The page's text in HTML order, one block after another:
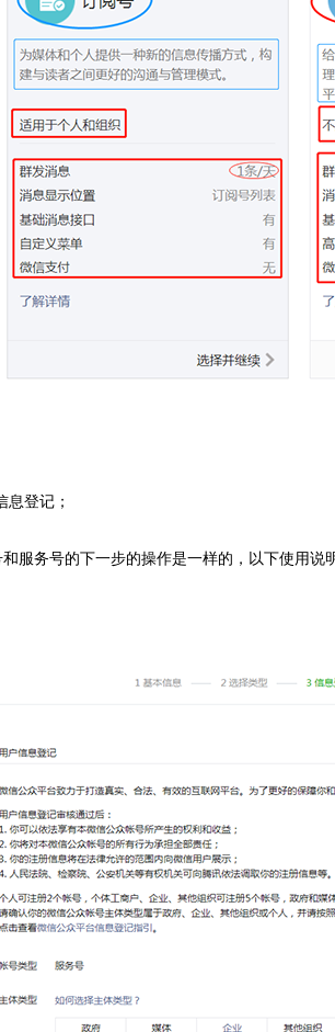
登记；
服务号的下一步的操作是一样的，以下使用说